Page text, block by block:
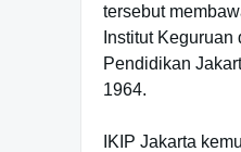
tersebut
Institut Keguruan
Pendidikan
1964.
IKIP Jakarta